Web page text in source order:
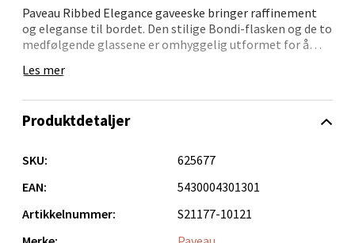
Paveau Ribbed Elegance gaveeske bringer raffinement
og eleganse til bordet. Den stilige Bondi-flasken og de to
medfølgende glassene er omhyggelig utformet for å
velfortjent oppmerksomhet til deg selv.
Les mer
Produktdetaljer
SKU:
625677
EAN:
5430004301301
Artikkelnummer:
S21177-10121
Narvik - Thon Senter Malmporten
Åpent i dag 10-20
0 i butikk